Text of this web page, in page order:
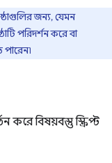
জন্য, যেমন
পরিদর্শন করে বা
বিষয়বস্তু স্ক্রিপ্ট